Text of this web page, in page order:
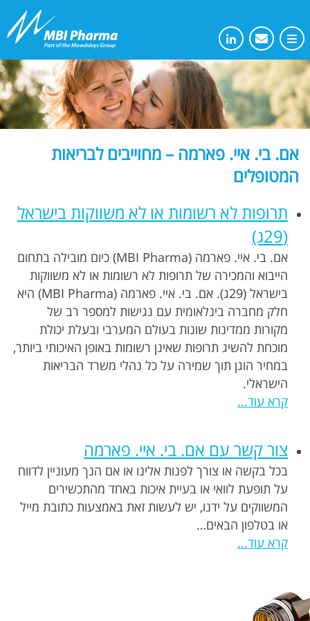
אם. בי. איי. פארמה – מחוייבים לבריאות
המטופלים
תרופות לא רשומות או לא משווקות בישראל
(29ג)
אם. בי. איי. פארמה (MBI Pharma) כיום מובילה בתחום
הייבוא והמכירה של תרופות לא רשומות או לא משווקות
בישראל (29ג). אם. בי. איי. פארמה (MBI Pharma) היא
חלק מחברה בינלאומית עם נגישות למספר רב של
מקורות ממדינות שונות בעולם המערבי ובעלת יכולת
מוכחת להשיג תרופות שאינן רשומות באופן האיכותי ביותר,
במחיר הוגן תוך שמירה על כל נהלי משרד הבריאות
הישראלי.
קרא עוד...
צור קשר עם אם. בי. איי. פארמה
בכל בקשה או צורך לפנות אלינו או אם הנך מעוניין לדווח
על תופעת לוואי או בעיית איכות באחד מהתכשירים
המשווקים על ידנו, יש לעשות זאת באמצעות כתובת מייל
או בטלפון הבאים…
קרא עוד...